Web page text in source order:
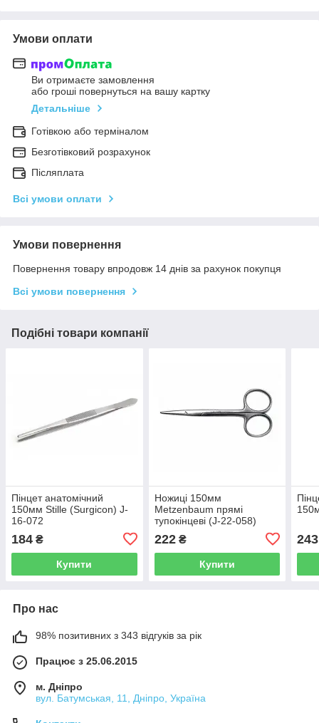
Умови оплати
Ви отримаєте замовлення
або гроші повернуться на вашу картку
Детальніше
Готівкою або терміналом
Безготівковий розрахунок
Післяплата
Всі умови оплати
Умови повернення
Повернення товару впродовж 14 днів за рахунок покупця
Всі умови повернення
Подібні товари компанії
Пінцет анатомічний
150мм Stille (Surgicon) J-
16-072
184 ₴
Купити
Ножиці 150мм
Metzenbaum прямі
тупокінцеві (J-22-058)
222₴
Купити
243
Про нас
98% позитивних з 343 відгуків за рік
Працює з 25.06.2015
м. Дніпро
вул. Батумськая, 11, Дніпро, Україна